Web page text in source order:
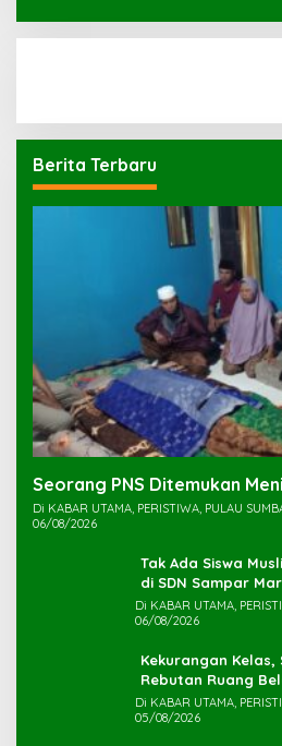
Berita Terbaru
Seorang PNS Ditemukan
Di KABAR UTAMA, PERISTIWA, PULAU
06/08/2026
Tak Ada Siswa
Di KABAR UTAMA,
06/08/2026
Kekurangan Kelas,
Rebutan Ruang
Di KABAR UTAMA,
05/08/2026